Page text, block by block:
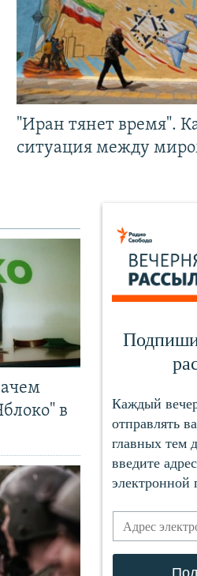
"Иран тянет время".
ситуация между
в